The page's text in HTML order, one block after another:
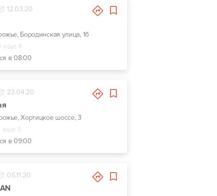
12.03.20
Бородинская улица, 1б
еще 4
в 08:00
23.04.20
Хортицкое шоссе, 3
еще 3
в 09:00
05.11.20